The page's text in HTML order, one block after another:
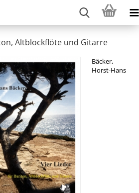
Altblockflöte und Gitarre
Bäcker,
Horst-Hans